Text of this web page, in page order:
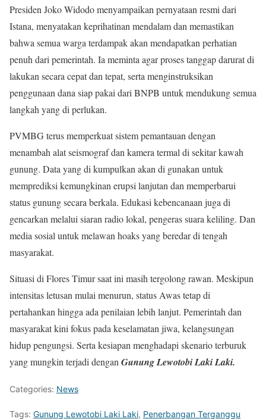
Presiden Joko Widodo menyampaikan pernyataan resmi dari
Istana, menyatakan keprihatinan mendalam dan memastikan
bahwa semua warga terdampak akan mendapatkan perhatian
penuh dari pemerintah. Ia meminta agar proses tanggap darurat di
lakukan secara cepat dan tepat, serta menginstruksikan
penggunaan dana siap pakai dari BNPB untuk mendukung semua
langkah yang di perlukan.
PVMBG terus memperkuat sistem pemantauan dengan
menambah alat seismograf dan kamera termal di sekitar kawah
gunung. Data yang di kumpulkan akan di gunakan untuk
memprediksi kemungkinan erupsi lanjutan dan memperbarui
status gunung secara berkala. Edukasi kebencanaan juga di
gencarkan melalui siaran radio lokal, pengeras suara keliling. Dan
media sosial untuk melawan hoaks yang beredar di tengah
masyarakat.
Situasi di Flores Timur saat ini masih tergolong rawan. Meskipun
intensitas letusan mulai menurun, status Awas tetap di
pertahankan hingga ada penilaian lebih lanjut. Pemerintah dan
masyarakat kini fokus pada keselamatan jiwa, kelangsungan
hidup pengungsi. Serta kesiapan menghadapi skenario terburuk
yang mungkin terjadi dengan Gunung Lewotobi Laki Laki.
Categories: News
Tags: Gunung Lewotobi Laki Laki, Penerbangan Terganggu